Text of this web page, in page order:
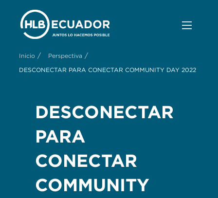
Inicio / Perspectiva /
DESCONECTAR PARA CONECTAR COMMUNITY DAY 2022
DESCONECTAR
PARA
CONECTAR
COMMUNITY